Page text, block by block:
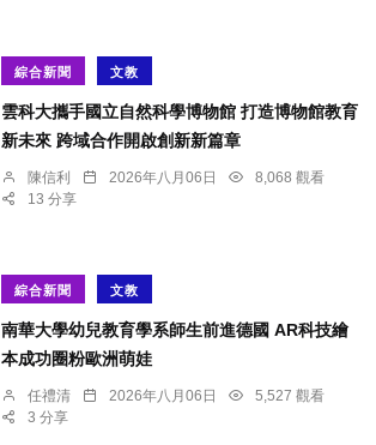
綜合新聞 文教
雲科大攜手國立自然科學博物館 打造博物館教育
新未來 跨域合作開啟創新新篇章
陳信利 2026年八月06日
8,068 觀看
13 分享
綜合新聞 文教
南華大學幼兒教育學系師生前進德國 AR科技繪
本成功圈粉歐洲萌娃
任禮清 2026年八月06日
5,527 觀看
3 分享